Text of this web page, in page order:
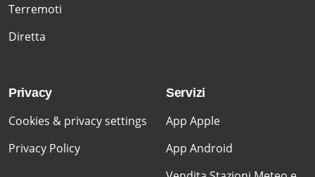
Terremoti
Diretta
Privacy
Cookies & privacy settings
Privacy Policy
Servizi
App Apple
App Android